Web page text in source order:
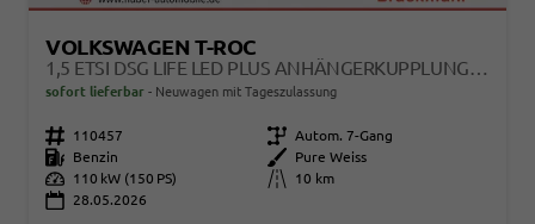
VOLKSWAGEN T-ROC
1,5 ETSI DSG LIFE LED PLUS ANHÄNGERKUPPLUNG NAVIGATION DIGITAL PRO SITZHEIZUNG BEHEIZTES LENKRAD 17 ZOLL ALU 5J GARANTIE
sofort lieferbar Neuwagen mit Tageszulassung
Fahrzeugnr. 110457 Getriebe Autom. 7-Gang
Kraftstoff
Benzin Außenfarbe
Pure Weiss
Leistung
110 kW (150 PS) Kilometerstand
10 km
28.05.2026